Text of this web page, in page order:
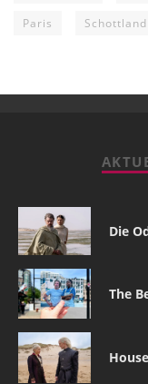
Paris Schottland
Die
The